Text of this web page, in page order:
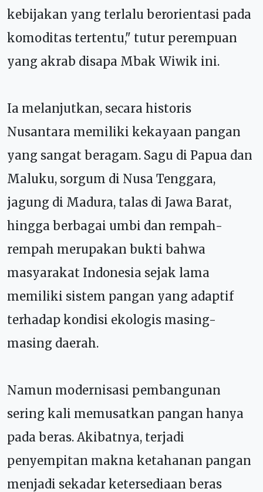
kebijakan yang terlalu berorientasi pada
komoditas tertentu," tutur perempuan
yang akrab disapa Mbak Wiwik ini.
Ia melanjutkan, secara historis
Nusantara memiliki kekayaan pangan
yang sangat beragam. Sagu di Papua dan
Maluku, sorgum di Nusa Tenggara,
jagung di Madura, talas di Jawa Barat,
hingga berbagai umbi dan rempah-
rempah merupakan bukti bahwa
masyarakat Indonesia sejak lama
memiliki sistem pangan yang adaptif
terhadap kondisi ekologis masing-
masing daerah.
Namun modernisasi pembangunan
sering kali memusatkan pangan hanya
pada beras. Akibatnya, terjadi
penyempitan makna ketahanan pangan
menjadi sekadar ketersediaan beras